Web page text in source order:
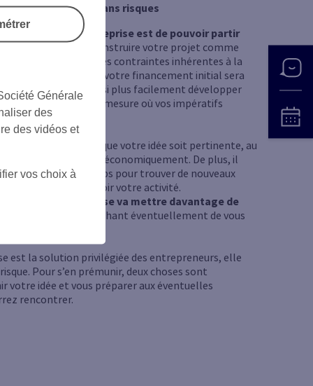
: une liberté non sans risques
de la création d'entreprise est de pouvoir partir
pouvez en effet construire votre projet comme
à assumer certaines contraintes inhérentes à la
la franchise. De plus, votre financement initial sera
Vous pouvez ainsi plus facilement développer
progressive, dans la mesure où vos impératifs
moindres.
d'entreprise impose que votre idée soit pertinente, au
se révèle pas viable économiquement. De plus, il
davantage de temps pour trouver de nouveaux
et promouvoir votre activité.
votre entreprise va mettre davantage de
, vous empêchant éventuellement de vous
est la solution privilégiée des entrepreneurs, elle
Pour s’en prémunir, deux choses sont
votre idée et vous préparer aux éventuelles
rencontrer.
Générale
des
des vidéos et
vos choix à